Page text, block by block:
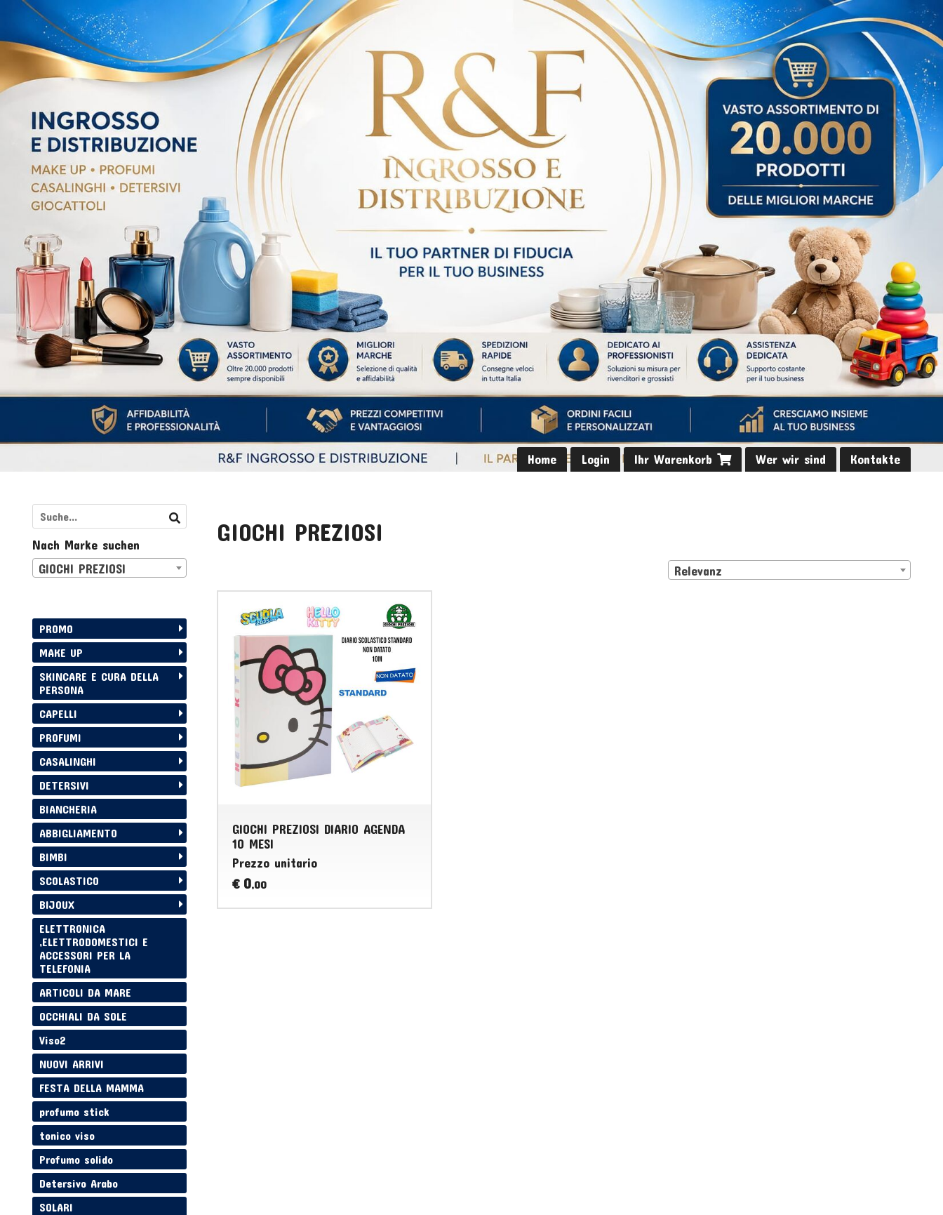
Home Login Ihr Warenkorb Wer wir sind Kontakte
GIOCHI PREZIOSI
Relevanz
GIOCHI PREZIOSI DIARIO AGENDA
10 MESI
Prezzo unitario
€ 0,00
Nach Marke suchen
GIOCHI PREZIOSI
PROMO
MAKE UP
SKINCARE E CURA DELLA
PERSONA
CAPELLI
PROFUMI
CASALINGHI
DETERSIVI
BIANCHERIA
ABBIGLIAMENTO
BIMBI
SCOLASTICO
BIJOUX
ELETTRONICA
,ELETTRODOMESTICI E
ACCESSORI PER LA
TELEFONIA
ARTICOLI DA MARE
OCCHIALI DA SOLE
Viso2
NUOVI ARRIVI
FESTA DELLA MAMMA
profumo stick
tonico viso
Profumo solido
Detersivo Arabo
SOLARI